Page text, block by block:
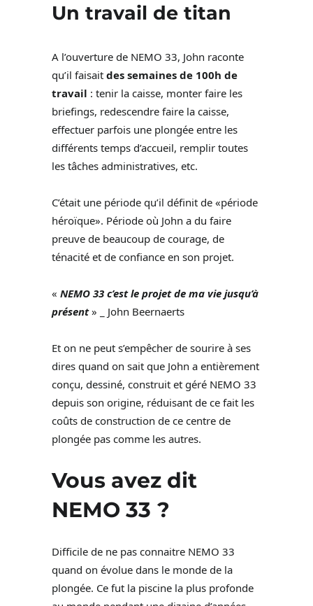
Un travail de titan
A l’ouverture de NEMO 33, John raconte
qu’il faisait des semaines de 100h de
travail : tenir la caisse, monter faire les
briefings, redescendre faire la caisse,
effectuer parfois une plongée entre les
différents temps d’accueil, remplir toutes
les tâches administratives, etc.
C’était une période qu’il définit de «période
héroïque». Période où John a du faire
preuve de beaucoup de courage, de
ténacité et de confiance en son projet.
« NEMO 33 c’est le projet de ma vie jusqu’à
présent» _ John Beernaerts
Et on ne peut s’empêcher de sourire à ses
dires quand on sait que John a entièrement
conçu, dessiné, construit et géré NEMO 33
depuis son origine, réduisant de ce fait les
coûts de construction de ce centre de
plongée pas comme les autres.
Vous avez dit
NEMO 33 ?
Difficile de ne pas connaitre NEMO 33
quand on évolue dans le monde de la
plongée. Ce fut la piscine la plus profonde